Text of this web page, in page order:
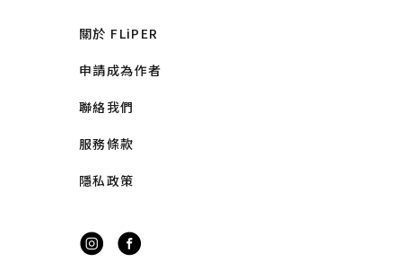
關於 FLiPER
申請成為作者
聯絡我們
服務條款
隱私政策